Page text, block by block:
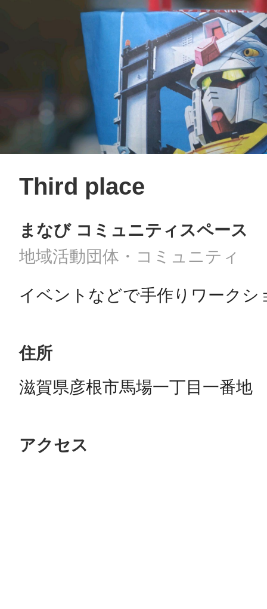
Third place
まなび コミュニティスペース
地域活動団体・コミュニティ
イベントなどで手作りワークシ
住所
滋賀県彦根市馬場一丁目一番地
アクセス